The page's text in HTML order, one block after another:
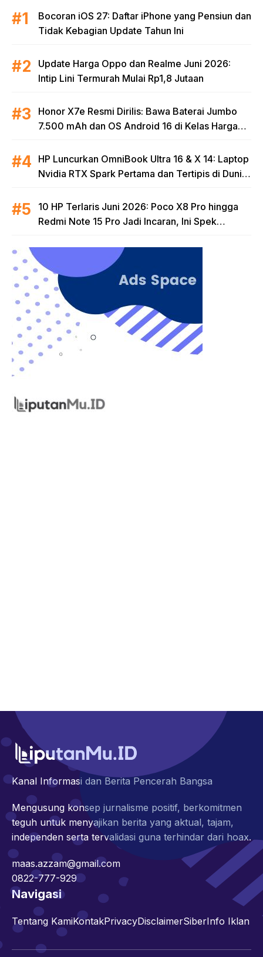
Bocoran iOS 27: Daftar iPhone yang Pensiun dan
Tidak Kebagian Update Tahun Ini
Update Harga Oppo dan Realme Juni 2026:
Intip Lini Termurah Mulai Rp1,8 Jutaan
Honor X7e Resmi Dirilis: Bawa Baterai Jumbo
7.500 mAh dan OS Android 16 di Kelas Harga
HP Luncurkan OmniBook Ultra 16 & X 14: Laptop
Nvidia RTX Spark Pertama dan Tertipis di Dunia
10 HP Terlaris Juni 2026: Poco X8 Pro hingga
Redmi Note 15 Pro Jadi Incaran, Ini Spek
Kanal Informasi dan Berita Pencerah Bangsa
Mengusung konsep jurnalisme positif, berkomitmen
teguh untuk menyajikan berita yang aktual, tajam,
independen serta tervalidasi guna terhindar dari hoax.
maas.azzam@gmail.com
0822-777-929
Navigasi
Tentang KamiKontakPrivacyDisclaimerSiberInfo Iklan